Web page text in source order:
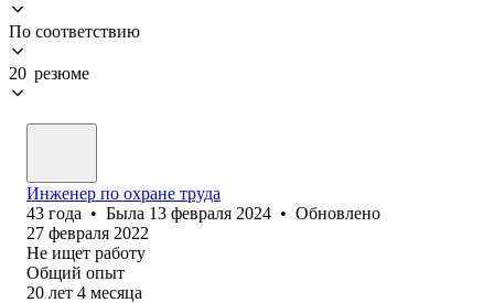
По соответствию
20 резюме
Инженер по охране труда
43 года • Была 13 февраля 2024 • Обновлено
27 февраля 2022
Не ищет работу
Общий опыт
20 лет 4 месяца